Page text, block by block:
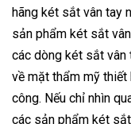
hãng két sắt vân tay
sản phẩm két sắt
các dòng két sắt
về mặt thẩm mỹ
công. Nếu chỉ nhìn
các sản phẩm két